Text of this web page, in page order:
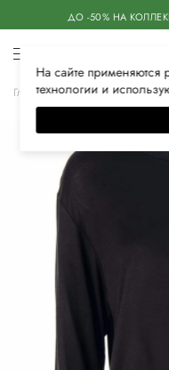
ДО -50% НА
Главная Женская Одежда
На сайте применяются
технологии и